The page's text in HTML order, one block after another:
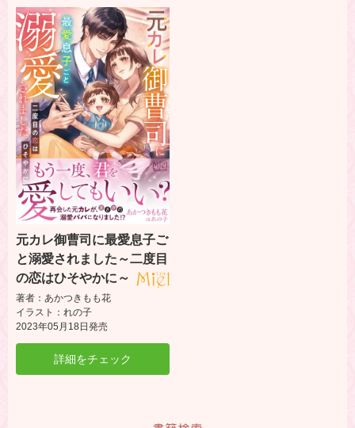
元カレ御曹司に最愛息子ご
と溺愛されました～二度目
の恋はひそやかに～
著者：あかつきもも花
イラスト：れの子
2023年05月18日発売
詳細をチェック